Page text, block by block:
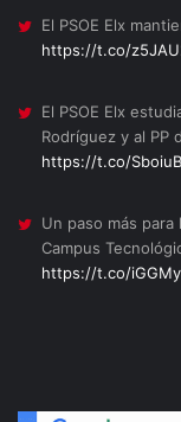
El PSOE Elx
https://t.co/
El PSOE Elx
Rodríguez y al PP
https://t.co/
Un paso más
Campus
https://t.co/